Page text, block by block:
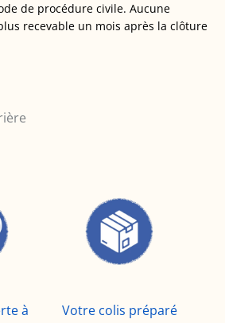
de procédure civile. Aucune
recevable un mois après la clôture
à
Votre colis préparé